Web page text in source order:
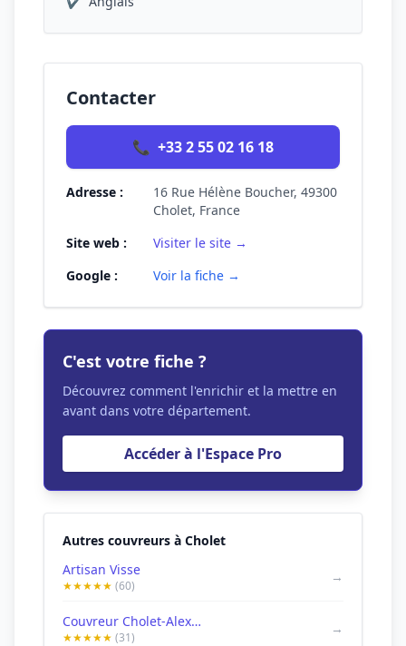
Contacter
📞 +33 2 55 02 16 18
Adresse :
16 Rue Hélène Boucher, 49300
Cholet, France
Site web :
Visiter le site →
Google :
Voir la fiche →
C'est votre fiche ?
Découvrez comment l'enrichir et la mettre en
avant dans votre département.
Accéder à l'Espace Pro
Autres couvreurs à Cholet
Artisan Visse
★★★★★ (60)
→
Couvreur Cholet-Alexandre couverture artisans toiture tuiles/ardoise recherche de fuites
★★★★★ (31)
→